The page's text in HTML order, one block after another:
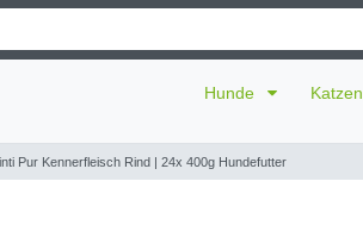
Hunde Katzen
Pur Kennerfleisch Rind | 24x 400g Hundefutter